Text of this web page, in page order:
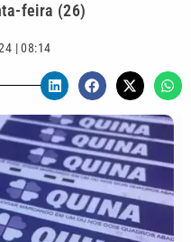
feira (26)
| 08:14